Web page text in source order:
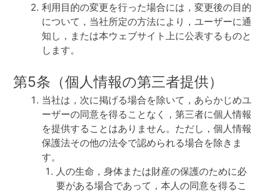
利用目的の変更を行った場合には，変更後の目的
について，当社所定の方法により，ユーザーに通
知し，または本ウェブサイト上に公表するものと
します。
第5条（個人情報の第三者提供）
当社は，次に掲げる場合を除いて，あらかじめユ
ーザーの同意を得ることなく，第三者に個人情報
を提供することはありません。ただし，個人情報
保護法その他の法令で認められる場合を除きま
す。
人の生命，身体または財産の保護のために必
要がある場合であって，本人の同意を得るこ